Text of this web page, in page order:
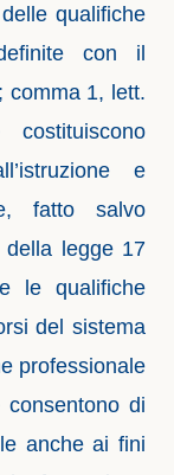
qualifiche
con il
comma 1, lett.
e
fatto salvo
della legge 17
le qualifiche
del sistema
professionale
di
anche ai fini